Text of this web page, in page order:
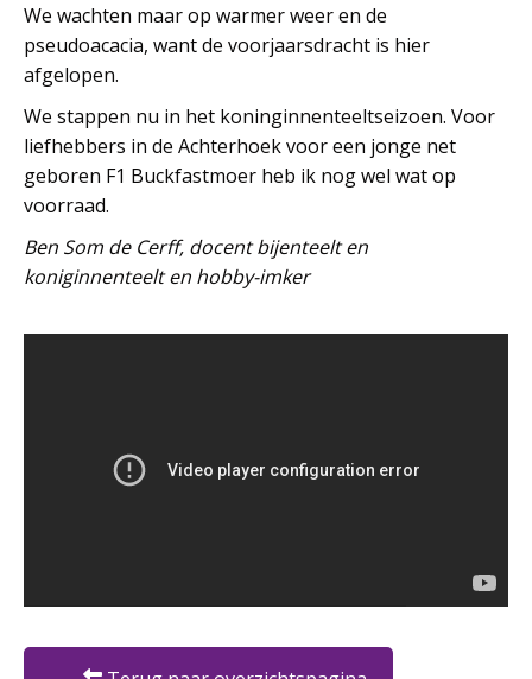
We wachten maar op warmer weer en de
pseudoacacia, want de voorjaarsdracht is hier
afgelopen.
We stappen nu in het koninginnenteeltseizoen. Voor
liefhebbers in de Achterhoek voor een jonge net
geboren F1 Buckfastmoer heb ik nog wel wat op
voorraad.
Ben Som de Cerff, docent bijenteelt en
koniginnenteelt en hobby-imker